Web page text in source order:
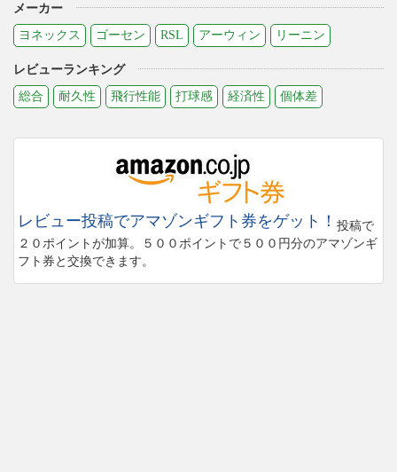
メーカー
ヨネックス
ゴーセン RSL アーウィン リーニン
レビューランキング
総合
耐久性 飛行性能 打球感 経済性 個体差
レビュー投稿でアマゾンギフト券をゲット！ 投稿で
２０ポイントが加算。５００ポイントで５００円分のアマゾンギ
フト券と交換できます。